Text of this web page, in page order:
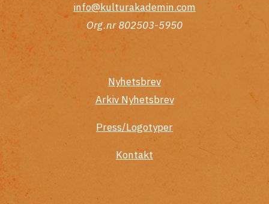
info@kulturakademin.com
Org.nr 802503-5950
Nyhetsbrev
Arkiv Nyhetsbrev
Press/Logotyper
Kontakt